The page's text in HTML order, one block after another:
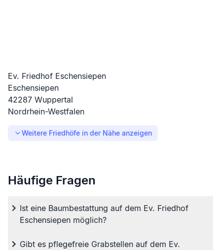
Ev. Friedhof Eschensiepen
Eschensiepen
42287 Wuppertal
Nordrhein-Westfalen
Weitere Friedhöfe in der Nähe anzeigen
Häufige Fragen
Ist eine Baumbestattung auf dem Ev. Friedhof
Eschensiepen möglich?
Gibt es pflegefreie Grabstellen auf dem Ev.